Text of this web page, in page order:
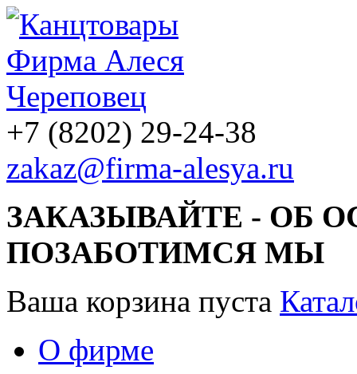
+7 (8202) 29-24-38
zakaz@firma-alesya.ru
ЗАКАЗЫВАЙТЕ - ОБ
ПОЗАБОТИМСЯ МЫ
Ваша корзина пуста
О фирме